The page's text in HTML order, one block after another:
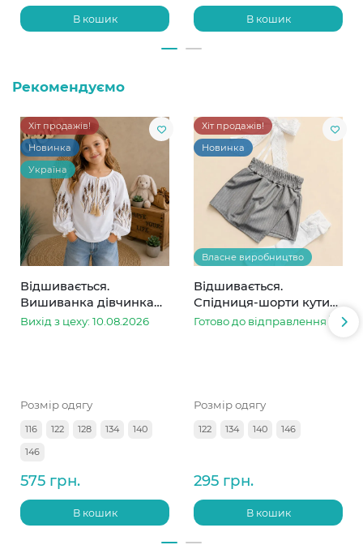
В кошик В кошик
Рекомендуємо
Хіт продажів!
Новинка
Україна
Відшивається.
Вишиванка дівчинка
колоски
Вихід з цеху: 10.08.2026
Розмір одягу
116 122 128 134
140
146
575 грн.
В кошик
Хіт продажів!
Новинка
Власне виробництво
Відшивається.
Спідниця-шорти кутик
сіра в смужку
Готово до відправлення
Розмір одягу
122 134 140 146
295 грн.
В кошик